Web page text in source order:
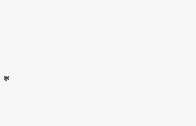
*